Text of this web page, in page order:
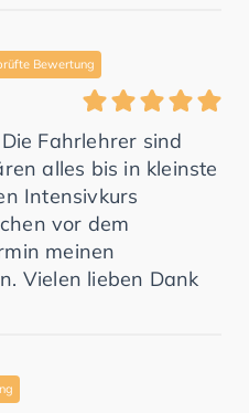
Bewertung
Fahrlehrer sind
alles bis in kleinste
Intensivkurs
vor dem
meinen
Vielen lieben Dank